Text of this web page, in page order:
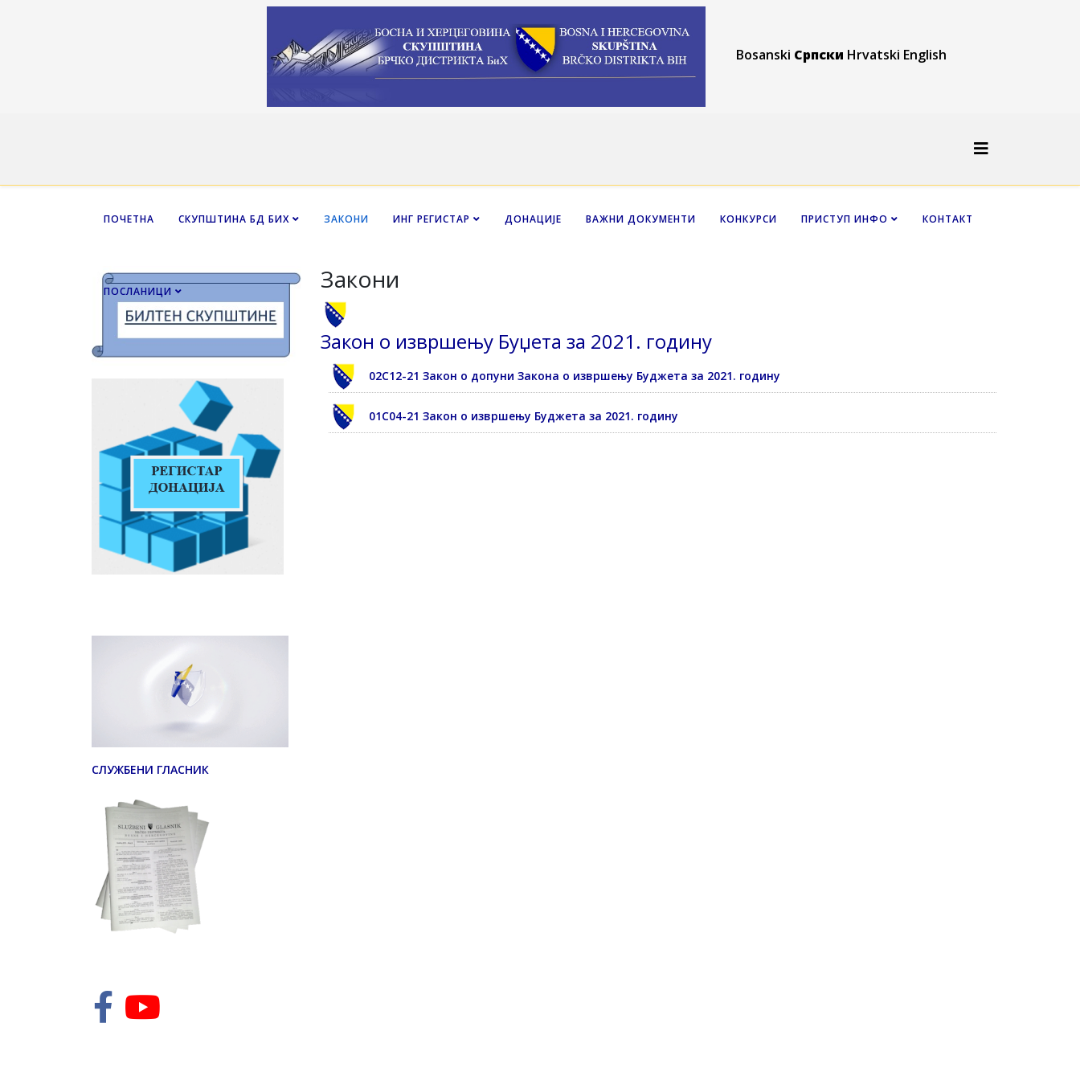
Bosanski Српски Hrvatski English
ПОЧЕТНА СКУПШТИНА БД БИХ ЗАКОНИ ИНГ РЕГИСТАР ДОНАЦИЈЕ ВАЖНИ ДОКУМЕНТИ КОНКУРСИ ПРИСТУП ИНФО КОНТАКТ
ПОСЛАНИЦИ
СЛУЖБЕНИ ГЛАСНИК
Закони
Закон о извршењу Буџета за 2021. годину
02С12-21 Закон о допуни Закона о извршењу Буджета за 2021. годину
01С04-21 Закон о извршењу Буджета за 2021. годину